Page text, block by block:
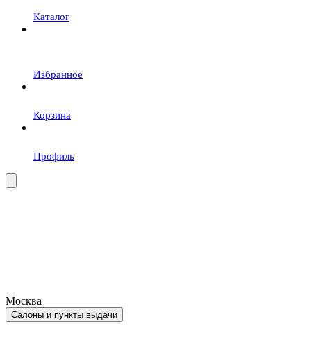
Каталог
Избранное
Корзина
Профиль
Москва
Салоны и пункты выдачи